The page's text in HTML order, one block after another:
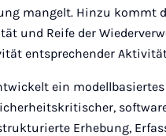
mangelt. Hinzu kommt
und Reife der
entsprechender
ein
Erhebung,